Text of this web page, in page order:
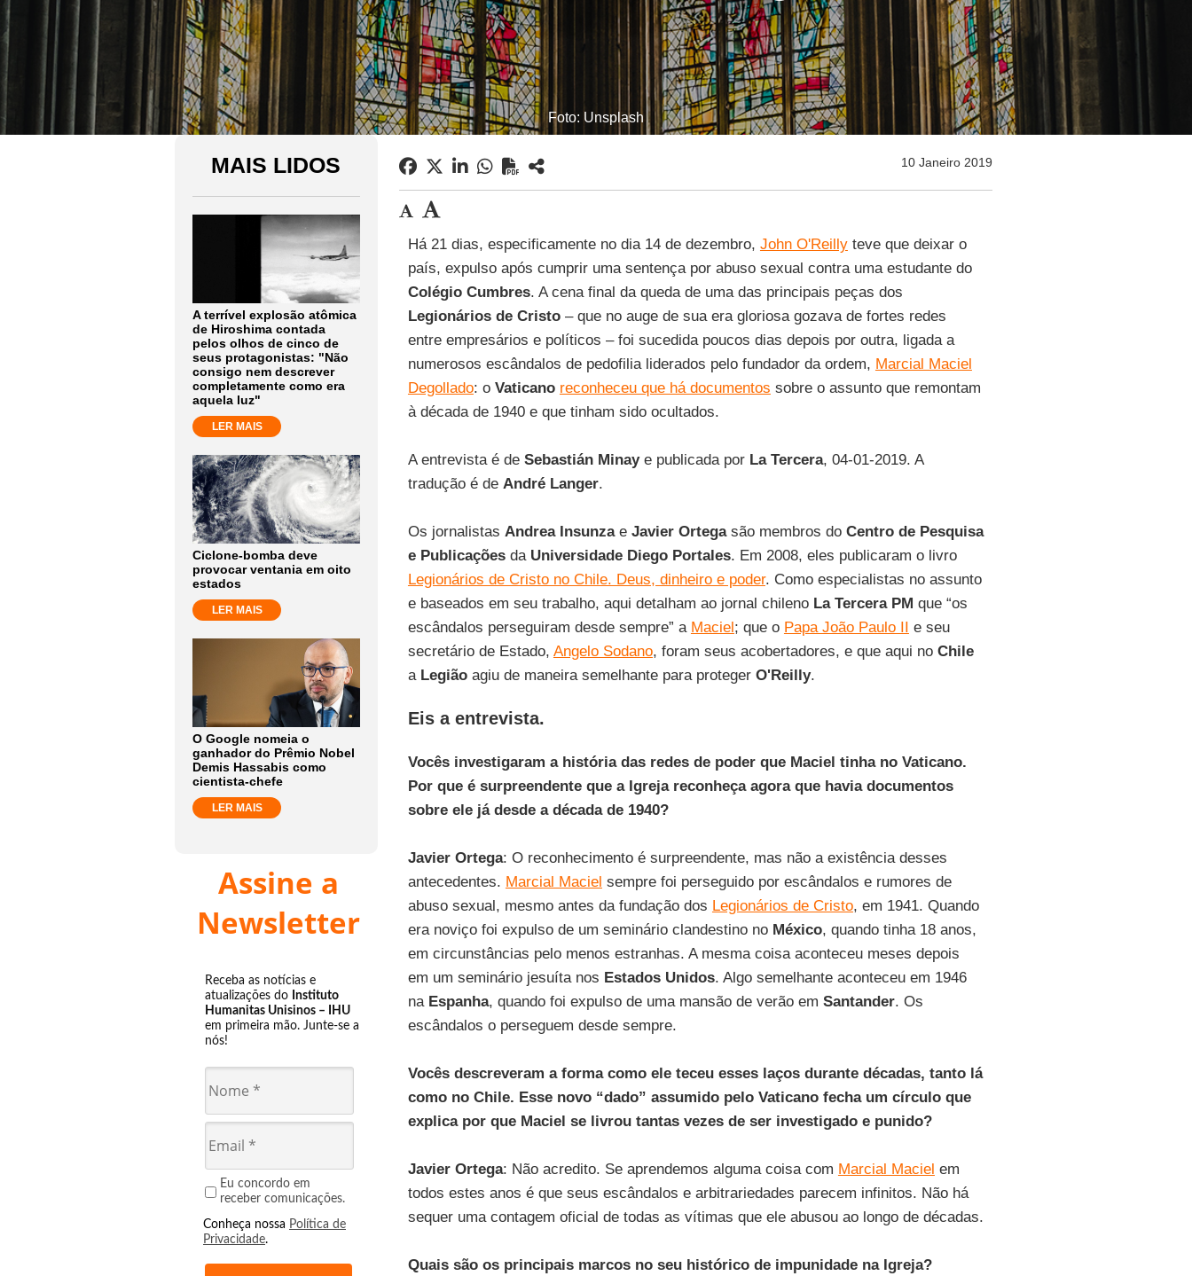
Foto: Unsplash
MAIS LIDOS
A terrível explosão atômica
de Hiroshima contada
pelos olhos de cinco de
seus protagonistas: "Não
consigo nem descrever
completamente como era
aquela luz"
LER MAIS
Ciclone-bomba deve
provocar ventania em oito
estados
LER MAIS
O Google nomeia o
ganhador do Prêmio Nobel
Demis Hassabis como
cientista-chefe
LER MAIS
Assine a
Newsletter
Receba as notícias e
atualizações do Instituto
Humanitas Unisinos – IHU
em primeira mão. Junte-se a
nós!
Eu concordo em
receber comunicações.
Conheça nossa Política de
Privacidade.
10 Janeiro 2019
Há 21 dias, especificamente no dia 14 de dezembro, John O'Reillyteve que deixar o
país, expulso após cumprir uma sentença por abuso sexual contra uma estudante do
Colégio Cumbres. A cena final da queda de uma das principais peças dos
Legionários de Cristo– que no auge de sua era gloriosa gozava de fortes redes
entre empresários e políticos – foi sucedida poucos dias depois por outra, ligada a
numerosos escândalos de pedofilia liderados pelo fundador da ordem, Marcial Maciel
Degollado: o Vaticano reconheceu que há documentos sobre o assunto que remontam
à década de 1940 e que tinham sido ocultados.
A entrevista é de Sebastián Minaye publicada por La Tercera, 04-01-2019. A
tradução é de André Langer.
Os jornalistas Andrea Insunza eJavier Ortegasão membros do Centro de Pesquisa
e Publicaçõesda Universidade Diego Portales. Em 2008, eles publicaram o livro
Legionários de Cristo no Chile. Deus, dinheiro e poder. Como especialistas no assunto
e baseados em seu trabalho, aqui detalham ao jornal chileno La Tercera PM que “os
escândalos perseguiram desde sempre” a Maciel; que o Papa João Paulo II e seu
secretário de Estado, Angelo Sodano, foram seus acobertadores, e que aqui no Chile
a Legiãoagiu de maneira semelhante para proteger O'Reilly.
Eis a entrevista.
Vocês investigaram a história das redes de poder que Maciel tinha no Vaticano.
Por que é surpreendente que a Igreja reconheça agora que havia documentos
sobre ele já desde a década de 1940?
Javier Ortega: O reconhecimento é surpreendente, mas não a existência desses
antecedentes. Marcial Maciel sempre foi perseguido por escândalos e rumores de
abuso sexual, mesmo antes da fundação dos Legionários de Cristo, em 1941. Quando
era noviço foi expulso de um seminário clandestino no México, quando tinha 18 anos,
em circunstâncias pelo menos estranhas. A mesma coisa aconteceu meses depois
em um seminário jesuíta nos Estados Unidos. Algo semelhante aconteceu em 1946
na Espanha, quando foi expulso de uma mansão de verão em Santander. Os
escândalos o perseguem desde sempre.
Vocês descreveram a forma como ele teceu esses laços durante décadas, tanto lá
como no Chile. Esse novo “dado” assumido pelo Vaticano fecha um círculo que
explica por que Maciel se livrou tantas vezes de ser investigado e punido?
Javier Ortega: Não acredito. Se aprendemos alguma coisa com Marcial Maciel em
todos estes anos é que seus escândalos e arbitrariedades parecem infinitos. Não há
sequer uma contagem oficial de todas as vítimas que ele abusou ao longo de décadas.
Quais são os principais marcos no seu histórico de impunidade na Igreja?